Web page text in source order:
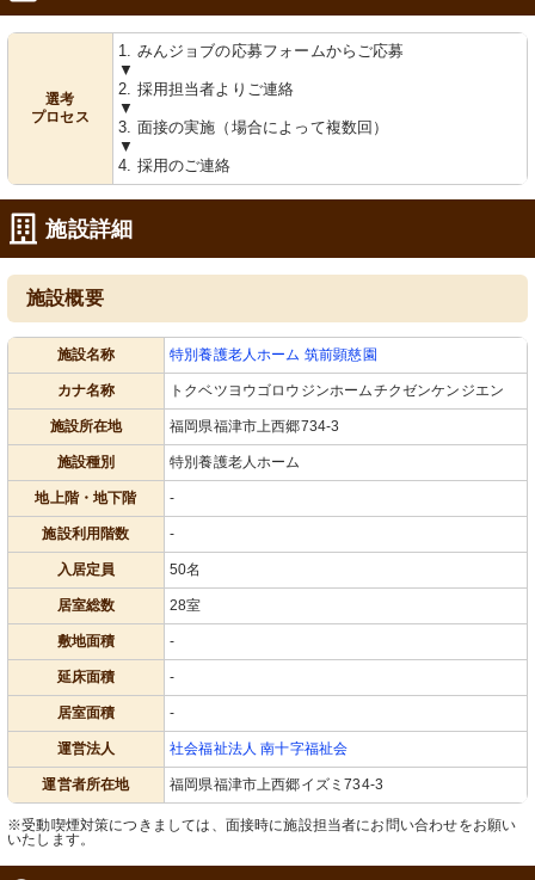
選考
プロセス
1. みんジョブの応募フォームからご応募
▼
2. 採用担当者よりご連絡
▼
3. 面接の実施（場合によって複数回）
▼
4. 採用のご連絡
施設詳細
施設概要
施設名称 特別養護老人ホーム 筑前顕慈園
カナ名称 トクベツヨウゴロウジンホームチクゼンケンジエン
施設所在地 福岡県福津市上西郷734-3
施設種別 特別養護老人ホーム
地上階・地下階 -
施設利用階数 -
入居定員 50名
居室総数 28室
敷地面積 -
延床面積 -
居室面積 -
運営法人 社会福祉法人 南十字福祉会
運営者所在地 福岡県福津市上西郷イズミ734-3
※受動喫煙対策につきましては、面接時に施設担当者にお問い合わせをお願い
いたします。